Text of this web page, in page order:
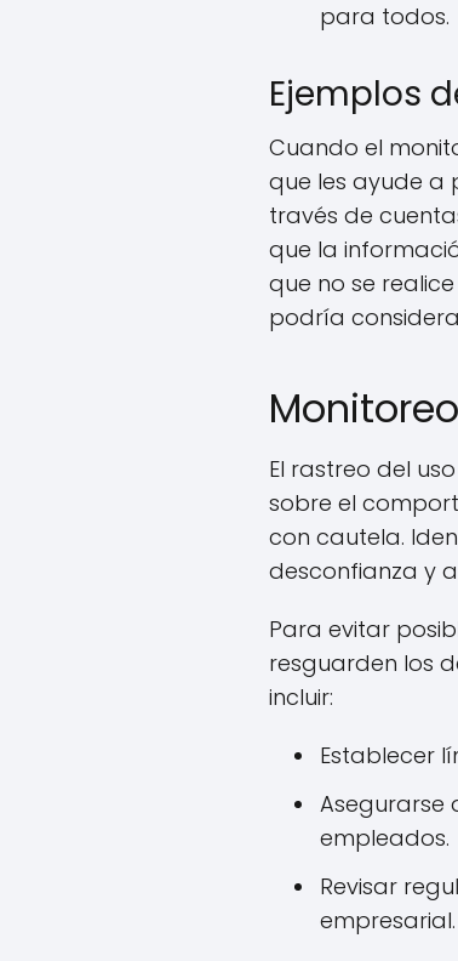
para todos.
Ejemplos
Cuando el
que les ayude a
través de
que la
que no se
podría
El rastreo del
sobre el
con cautela.
desconfianza y
Para evitar
resguarden los
incluir:
Establecer
Asegurarse
empleados.
Revisar
empresarial.